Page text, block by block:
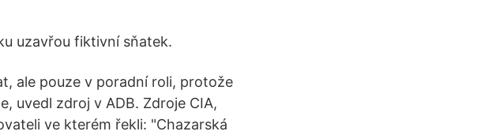
uzavřou fiktivní sňatek.
ale pouze v poradní roli, protože
uvedl zdroj v ADB. Zdroje CIA,
ve kterém řekli: "Chazarská